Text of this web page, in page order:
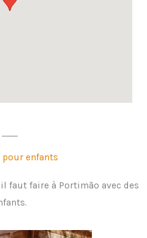
enfants
faut faire à Portimão avec des